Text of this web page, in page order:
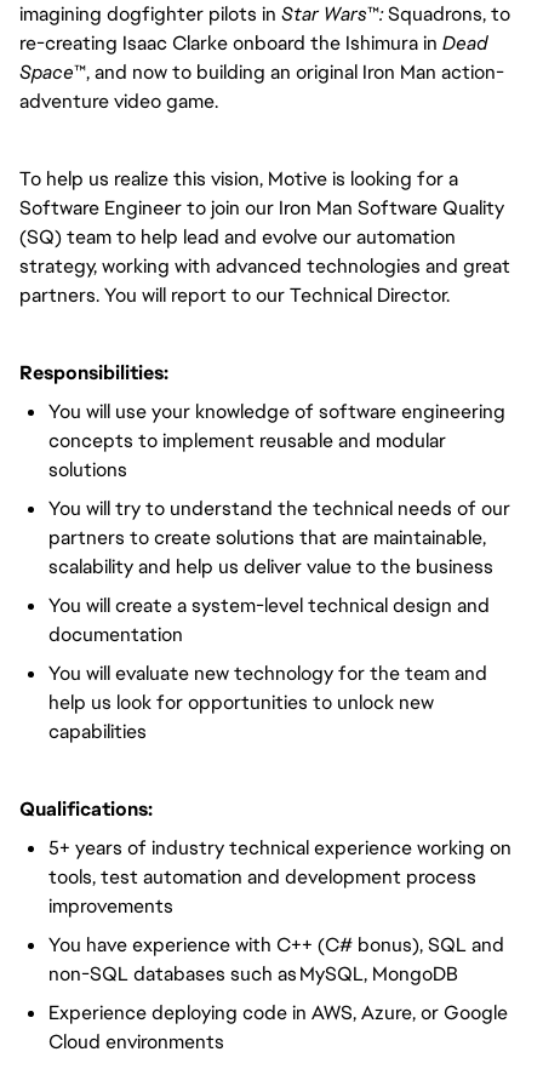
imagining dogfighter pilots in Star Wars™:Squadrons, to
re-creating Isaac Clarke onboard the Ishimura in Dead
Space™, and now to building an original Iron Man action-
adventure video game.
To help us realize this vision, Motive is looking for a
Software Engineer to join our Iron Man Software Quality
(SQ) team to help lead and evolve our automation
strategy, working with advanced technologies and great
partners. You will report to our Technical Director.
Responsibilities:
You will use your knowledge of software engineering
concepts to implement reusable and modular
solutions
You will try to understand the technical needs of our
partners to create solutions that are maintainable,
scalability and help us deliver value to the business
You will create a system-level technical design and
documentation
You will evaluate new technology for the team and
help us look for opportunities to unlock new
capabilities
Qualifications:
5+ years of industry technical experience working on
tools, test automation and development process
improvements
You have experience with C++ (C# bonus), SQL and
non-SQL databases such as MySQL, MongoDB
Experience deploying code in AWS, Azure, or Google
Cloud environments